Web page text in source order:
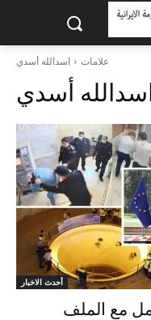
علامات اسدالله أسدي
أسدي
أحدث الاخبار
مع الملف